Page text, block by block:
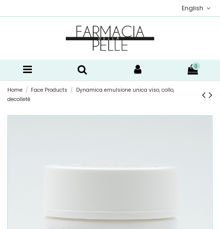
English
0
Home Face Products
Dynamica emulsione unica viso, collo,
decolletè